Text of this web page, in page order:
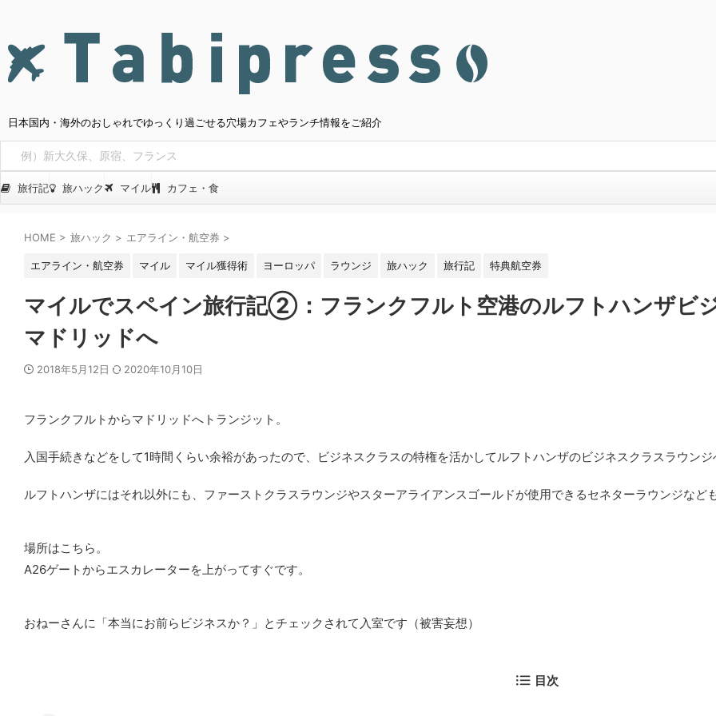
日本国内・海外のおしゃれでゆっくり過ごせる穴場カフェやランチ情報をご紹介
旅行記 旅ハック マイル カフェ・食
HOME > 旅ハック > エアライン・航空券 >
エアライン・航空券 マイル マイル獲得術 ヨーロッパ ラウンジ 旅ハック 旅行記 特典航空券
マイルでスペイン旅行記②：フランクフルト空港のルフトハンザビ
マドリッドへ
2018年5月12日 2020年10月10日
フランクフルトからマドリッドへトランジット。
入国手続きなどをして1時間くらい余裕があったので、ビジネスクラスの特権を活かしてルフトハンザのビジネスクラスラウンジ
ルフトハンザにはそれ以外にも、ファーストクラスラウンジやスターアライアンスゴールドが使用できるセネターラウンジなども
場所はこちら。
A26ゲートからエスカレーターを上がってすぐです。
おねーさんに「本当にお前らビジネスか？」とチェックされて入室です（被害妄想）
目次